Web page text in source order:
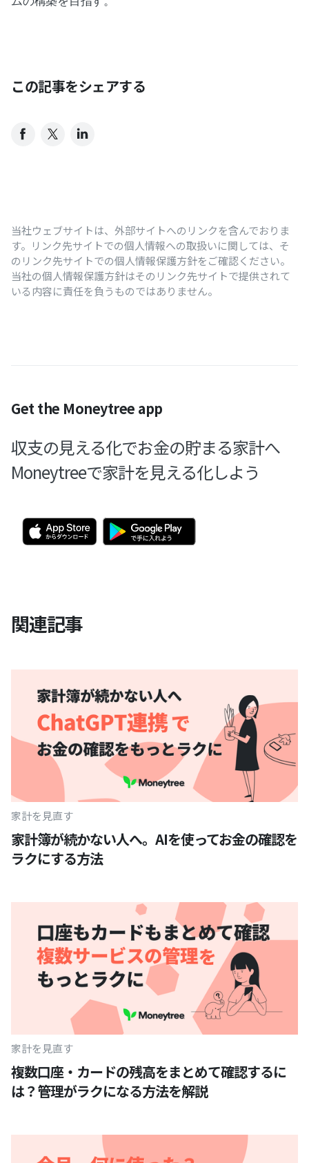
この記事をシェアする
当社ウェブサイトは、外部サイトへのリンクを含んでおりま
す。リンク先サイトでの個人情報への取扱いに関しては、そ
のリンク先サイトでの個人情報保護方針をご確認ください。
当社の個人情報保護方針はそのリンク先サイトで提供されて
いる内容に責任を負うものではありません。
Get the Moneytree app
収支の見える化でお金の貯まる家計へ
Moneytreeで家計を見える化しよう
関連記事
家計を見直す
家計簿が続かない人へ。AIを使ってお金の確認を
ラクにする方法
家計を見直す
複数口座・カードの残高をまとめて確認するに
は？管理がラクになる方法を解説